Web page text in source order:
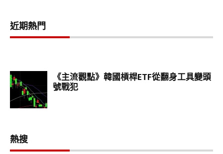
近期熱門
熱搜